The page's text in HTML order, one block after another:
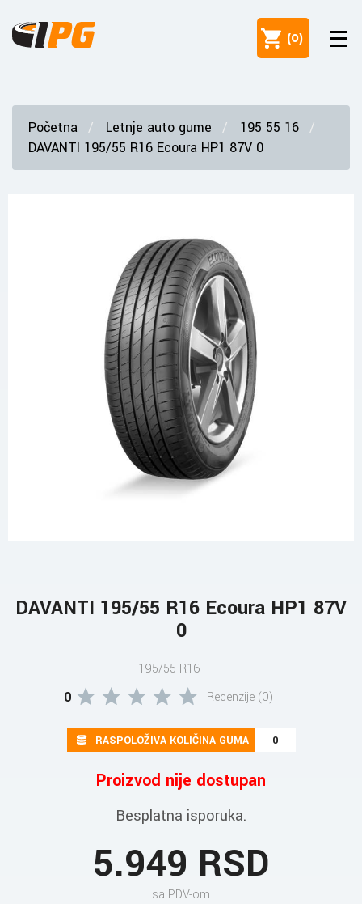
(0)
Početna Letnje auto gume
195 55 16
DAVANTI 195/55 R16 Ecoura HP1 87V 0
DAVANTI 195/55 R16 Ecoura HP1 87V
0
195/55 R16
0 Recenzije (0)
RASPOLOŽIVA KOLIČINA GUMA 0
Proizvod nije dostupan
Besplatna isporuka.
5.949 RSD
sa PDV-om